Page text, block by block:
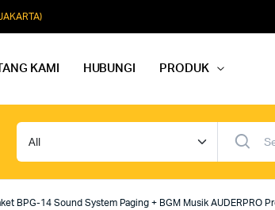
KAMI HUBUNGI PRODUK
BPG-14 Sound System Paging + BGM Musik AUDERPRO